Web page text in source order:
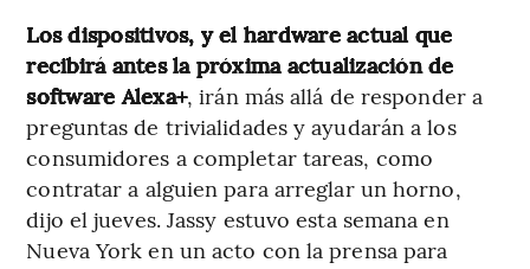
Los dispositivos, y el hardware actual que
recibirá antes la próxima actualización de
software Alexa+, irán más allá de responder a
preguntas de trivialidades y ayudarán a los
consumidores a completar tareas, como
contratar a alguien para arreglar un horno,
dijo el jueves. Jassy estuvo esta semana en
Nueva York en un acto con la prensa para